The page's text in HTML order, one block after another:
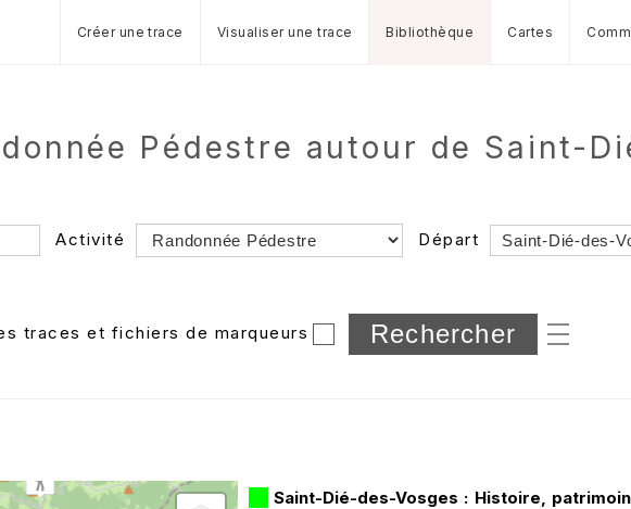
Créer une trace Visualiser une trace Bibliothèque Cartes
Pédestre autour de Saint-
Activité Départ
Dossier
et sous-dossiers
traces et fichiers de marqueurs
Saint-Dié-des-Vosges : Histoire,